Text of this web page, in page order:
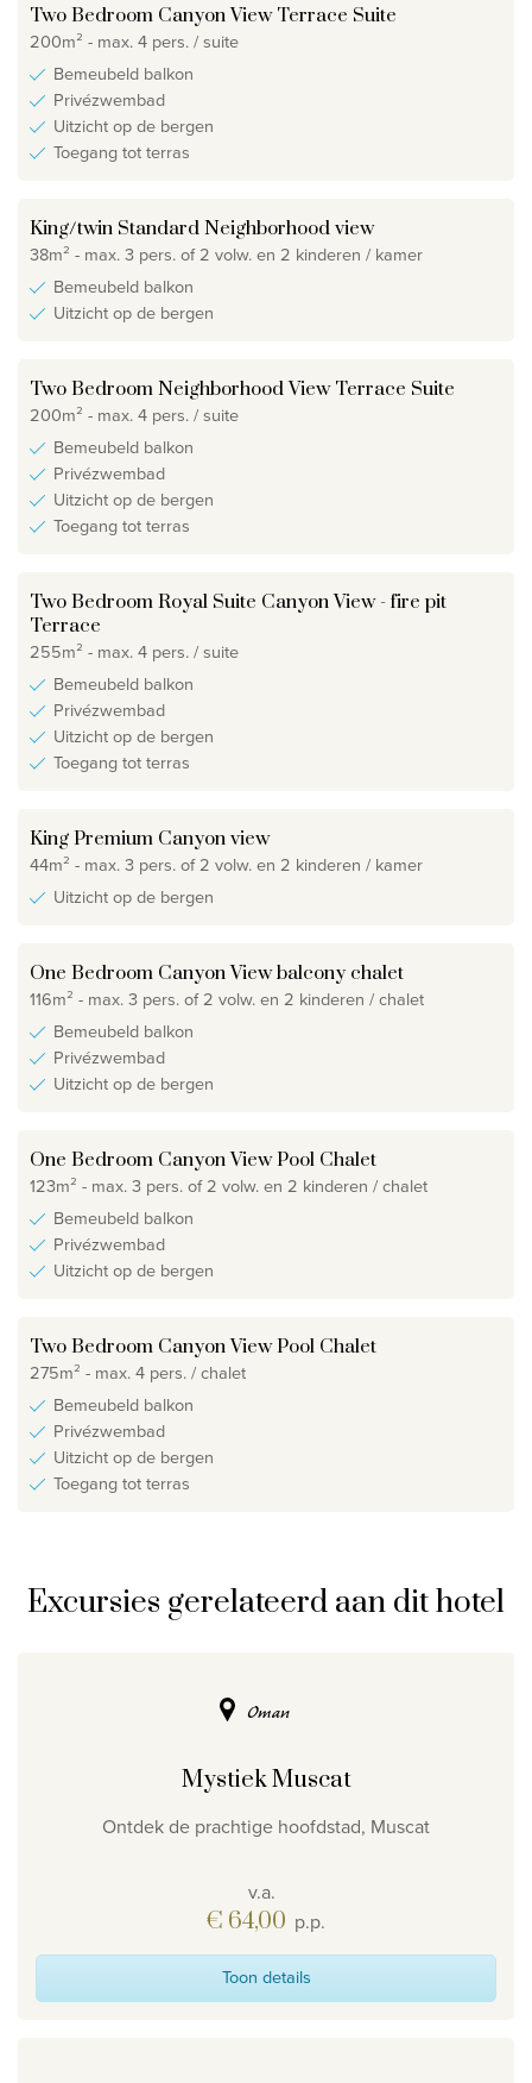
Two Bedroom Canyon View Terrace Suite
200m² - max. 4 pers. / suite
Bemeubeld balkon
Privézwembad
Uitzicht op de bergen
Toegang tot terras
King/twin Standard Neighborhood view
38m² - max. 3 pers. of 2 volw. en 2 kinderen / kamer
Bemeubeld balkon
Uitzicht op de bergen
Two Bedroom Neighborhood View Terrace Suite
200m² - max. 4 pers. / suite
Bemeubeld balkon
Privézwembad
Uitzicht op de bergen
Toegang tot terras
Two Bedroom Royal Suite Canyon View - fire pit
Terrace
255m² - max. 4 pers. / suite
Bemeubeld balkon
Privézwembad
Uitzicht op de bergen
Toegang tot terras
King Premium Canyon view
44m² - max. 3 pers. of 2 volw. en 2 kinderen / kamer
Uitzicht op de bergen
One Bedroom Canyon View balcony chalet
116m² - max. 3 pers. of 2 volw. en 2 kinderen / chalet
Bemeubeld balkon
Privézwembad
Uitzicht op de bergen
One Bedroom Canyon View Pool Chalet
123m² - max. 3 pers. of 2 volw. en 2 kinderen / chalet
Bemeubeld balkon
Privézwembad
Uitzicht op de bergen
Two Bedroom Canyon View Pool Chalet
275m² - max. 4 pers. / chalet
Bemeubeld balkon
Privézwembad
Uitzicht op de bergen
Toegang tot terras
Excursies gerelateerd aan dit hotel
Oman
Mystiek Muscat
Ontdek de prachtige hoofdstad, Muscat
v.a.
€ 64,00 p.p.
Toon details